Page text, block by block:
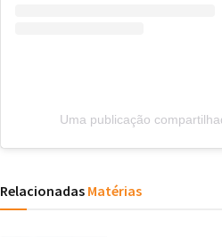
Uma publicação
Relacionadas Matérias